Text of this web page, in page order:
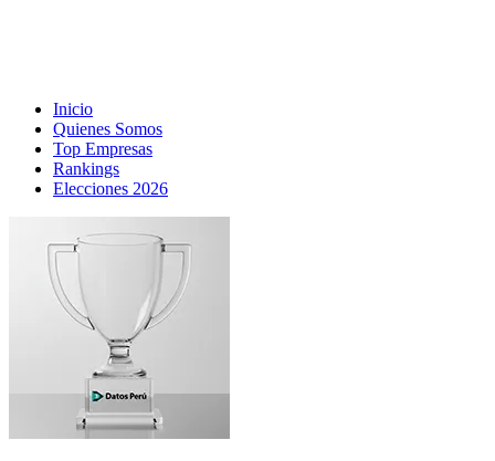
Inicio
Quienes Somos
Top Empresas
Rankings
Elecciones 2026